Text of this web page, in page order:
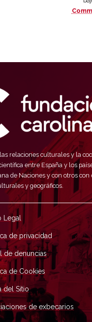
relaciones culturales y la
entre España y los
de Naciones y con otros
y geográficos.
Legal
de privacidad
de denuncias
de Cookies
del Sitio
de exbecarios